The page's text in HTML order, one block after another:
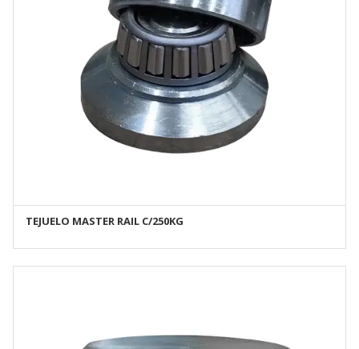
AÑADIR AL CARRITO
TEJUELO MASTER RAIL C/250KG